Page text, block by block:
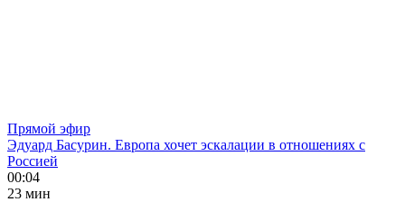
Прямой эфир
Эдуард Басурин. Европа хочет эскалации в отношениях с
Россией
00:04
23 мин